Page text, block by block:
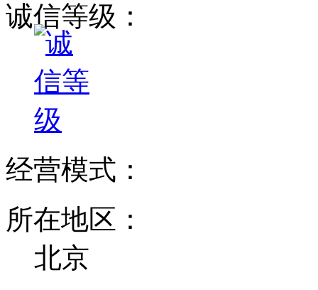
诚信等级：
经营模式：
所在地区：
北京